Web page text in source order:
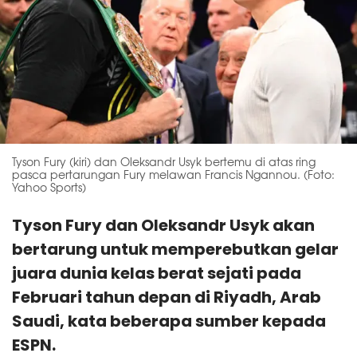
Tyson Fury (kiri) dan Oleksandr Usyk bertemu di atas ring
pasca pertarungan Fury melawan Francis Ngannou. (Foto:
Yahoo Sports)
Tyson Fury dan Oleksandr Usyk akan
bertarung untuk memperebutkan gelar
juara dunia kelas berat sejati pada
Februari tahun depan di Riyadh, Arab
Saudi, kata beberapa sumber kepada
ESPN.